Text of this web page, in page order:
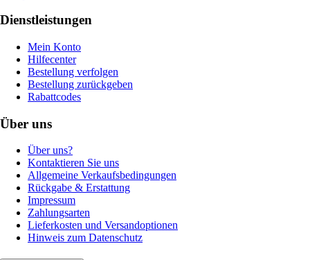
Dienstleistungen
Mein Konto
Hilfecenter
Bestellung verfolgen
Bestellung zurückgeben
Rabattcodes
Über uns
Über uns?
Kontaktieren Sie uns
Allgemeine Verkaufsbedingungen
Rückgabe & Erstattung
Impressum
Zahlungsarten
Lieferkosten und Versandoptionen
Hinweis zum Datenschutz